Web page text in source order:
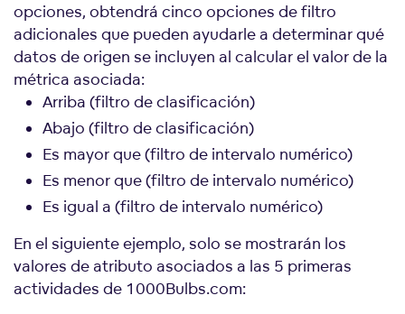
opciones, obtendrá cinco opciones de filtro
adicionales que pueden ayudarle a determinar qué
datos de origen se incluyen al calcular el valor de la
métrica asociada:
Arriba (filtro de clasificación)
Abajo (filtro de clasificación)
Es mayor que (filtro de intervalo numérico)
Es menor que (filtro de intervalo numérico)
Es igual a (filtro de intervalo numérico)
En el siguiente ejemplo, solo se mostrarán los
valores de atributo asociados a las 5 primeras
actividades de 1000Bulbs.com: